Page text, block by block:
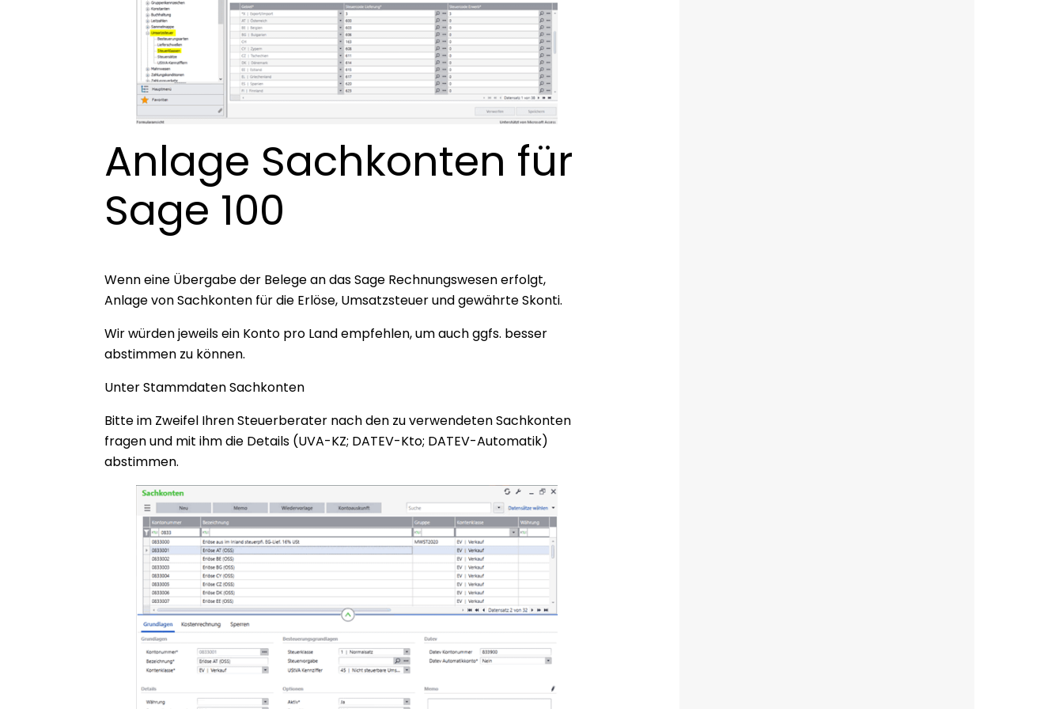
Anlage Sachkonten für
Sage 100
Wenn eine Übergabe der Belege an das Sage Rechnungswesen erfolgt,
Anlage von Sachkonten für die Erlöse, Umsatzsteuer und gewährte Skonti.
Wir würden jeweils ein Konto pro Land empfehlen, um auch ggfs. besser
abstimmen zu können.
Unter Stammdaten Sachkonten
Bitte im Zweifel Ihren Steuerberater nach den zu verwendeten Sachkonten
fragen und mit ihm die Details (UVA-KZ; DATEV-Kto; DATEV-Automatik)
abstimmen.